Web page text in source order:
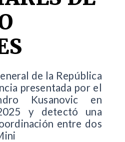
de la República
presentada por el
Kusanovic en
y detectó una
entre dos